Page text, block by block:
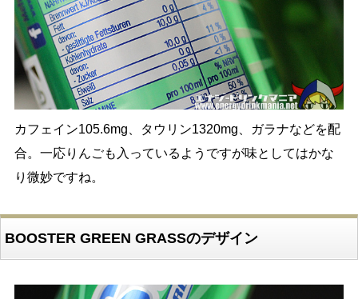
カフェイン105.6mg、タウリン1320mg、ガラナなどを配
合。一応りんごも入っているようですが味としてはかな
り微妙ですね。
BOOSTER GREEN GRASSのデザイン